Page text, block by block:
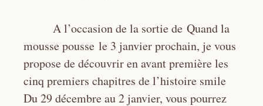
A l’occasion de la sortie de Quand la
mousse pousse le 3 janvier prochain, je vous
propose de découvrir en avant première les
cinq premiers chapitres de l’histoire smile
Du 29 décembre au 2 janvier, vous pourrez